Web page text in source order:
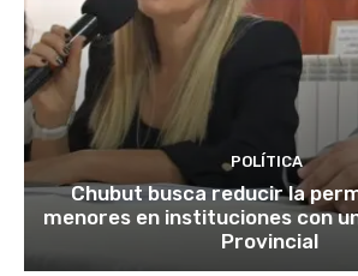
POLÍTICA
Chubut busca reducir la
menores en instituciones con
Provincial